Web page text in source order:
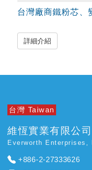
台灣廠商鐵粉芯、
詳細介紹
台灣 Taiwan
維恆實業有限公司
Everworth Enterprises,
+886-2-27333626